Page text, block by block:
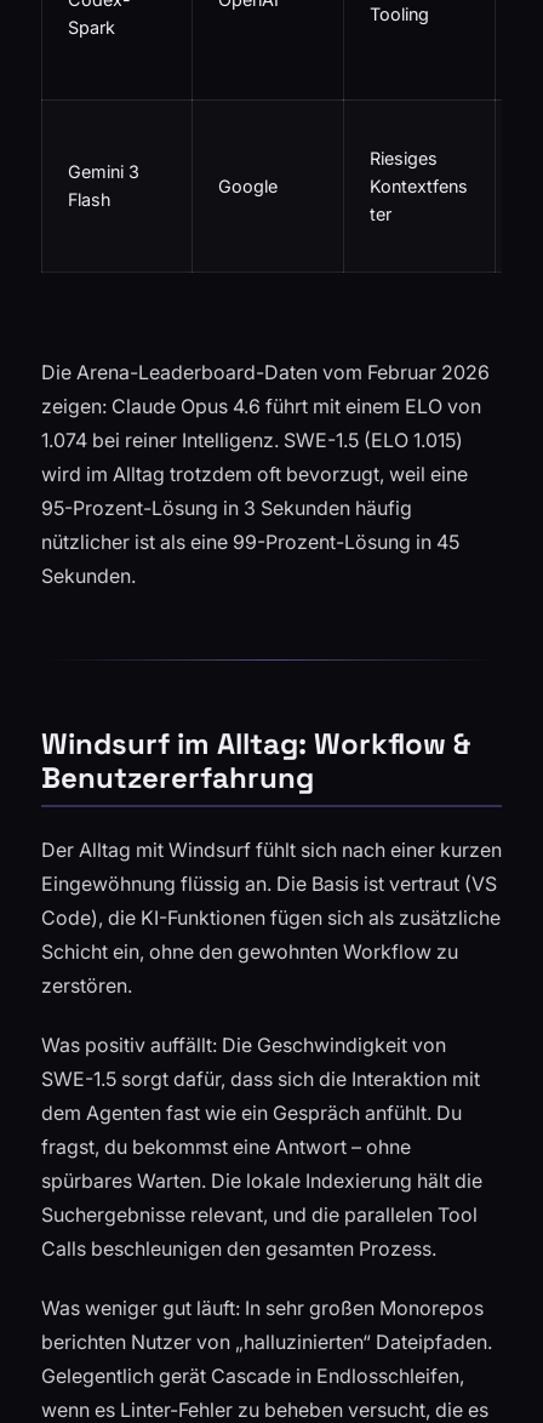
Spark
Tooling
Gemini 3
Flash
Google
Riesiges
Kontextfens
ter
Die Arena-Leaderboard-Daten vom Februar 2026
zeigen: Claude Opus 4.6 führt mit einem ELO von
1.074 bei reiner Intelligenz. SWE-1.5 (ELO 1.015)
wird im Alltag trotzdem oft bevorzugt, weil eine
95-Prozent-Lösung in 3 Sekunden häufig
nützlicher ist als eine 99-Prozent-Lösung in 45
Sekunden.
Windsurf im Alltag: Workflow &
Benutzererfahrung
Der Alltag mit Windsurf fühlt sich nach einer kurzen
Eingewöhnung flüssig an. Die Basis ist vertraut (VS
Code), die KI-Funktionen fügen sich als zusätzliche
Schicht ein, ohne den gewohnten Workflow zu
zerstören.
Was positiv auffällt: Die Geschwindigkeit von
SWE-1.5 sorgt dafür, dass sich die Interaktion mit
dem Agenten fast wie ein Gespräch anfühlt. Du
fragst, du bekommst eine Antwort – ohne
spürbares Warten. Die lokale Indexierung hält die
Suchergebnisse relevant, und die parallelen Tool
Calls beschleunigen den gesamten Prozess.
Was weniger gut läuft: In sehr großen Monorepos
berichten Nutzer von „halluzinierten“ Dateipfaden.
Gelegentlich gerät Cascade in Endlosschleifen,
wenn es Linter-Fehler zu beheben versucht, die es